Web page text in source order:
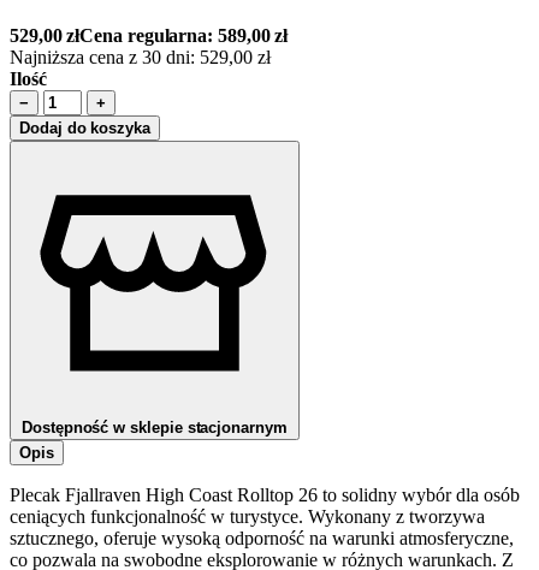
529,00złCena regularna:589,00zł
Najniższa cena z 30 dni: 529,00 zł
Ilość
−
+
Dodaj do koszyka
Dostępność w sklepie stacjonarnym
Opis
Plecak Fjallraven High Coast Rolltop 26 to solidny wybór dla osób
ceniących funkcjonalność w turystyce. Wykonany z tworzywa
sztucznego, oferuje wysoką odporność na warunki atmosferyczne,
co pozwala na swobodne eksplorowanie w różnych warunkach. Z